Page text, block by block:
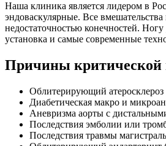
Наша клиника является лидером в
эндоваскулярные. Все
недостаточностью конечностей.
установка и самые современные
Причины
Облитерирующий
Диабетическая макро и
Аневризма аорты с
Последствия эмболии или
Последствия травмы